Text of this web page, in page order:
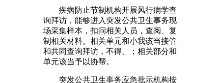
疾病防止节制机构开展风行病学查
询拜访，能够进入突发公共卫生事务现
场采集样本，扣问相关人员，查阅、复
制相关材料。相关单元和小我该当接管
和共同查询拜访，不得、；相关部分和
单元该当予以协帮。
突发公共卫生事务应急批示机构按